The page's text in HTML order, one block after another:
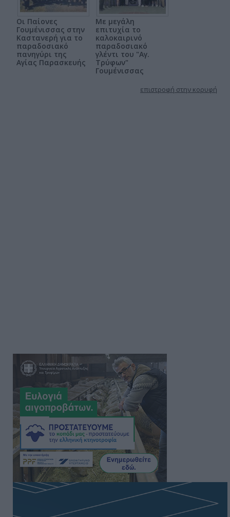
Οι Παίονες
Γουμένισσας στην
Καστανερή για το
παραδοσιακό
πανηγύρι της
Αγίας Παρασκευής
Με μεγάλη
επιτυχία το
καλοκαιρινό
παραδοσιακό
γλέντι του "Αγ.
Τρύφων"
Γουμένισσας
επιστροφή στην κορυφή